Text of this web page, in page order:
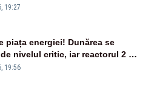
19:27
piața energiei! Dunărea se
nivelul critic, iar reactorul 2 de
ar putea fi oprit
19:56